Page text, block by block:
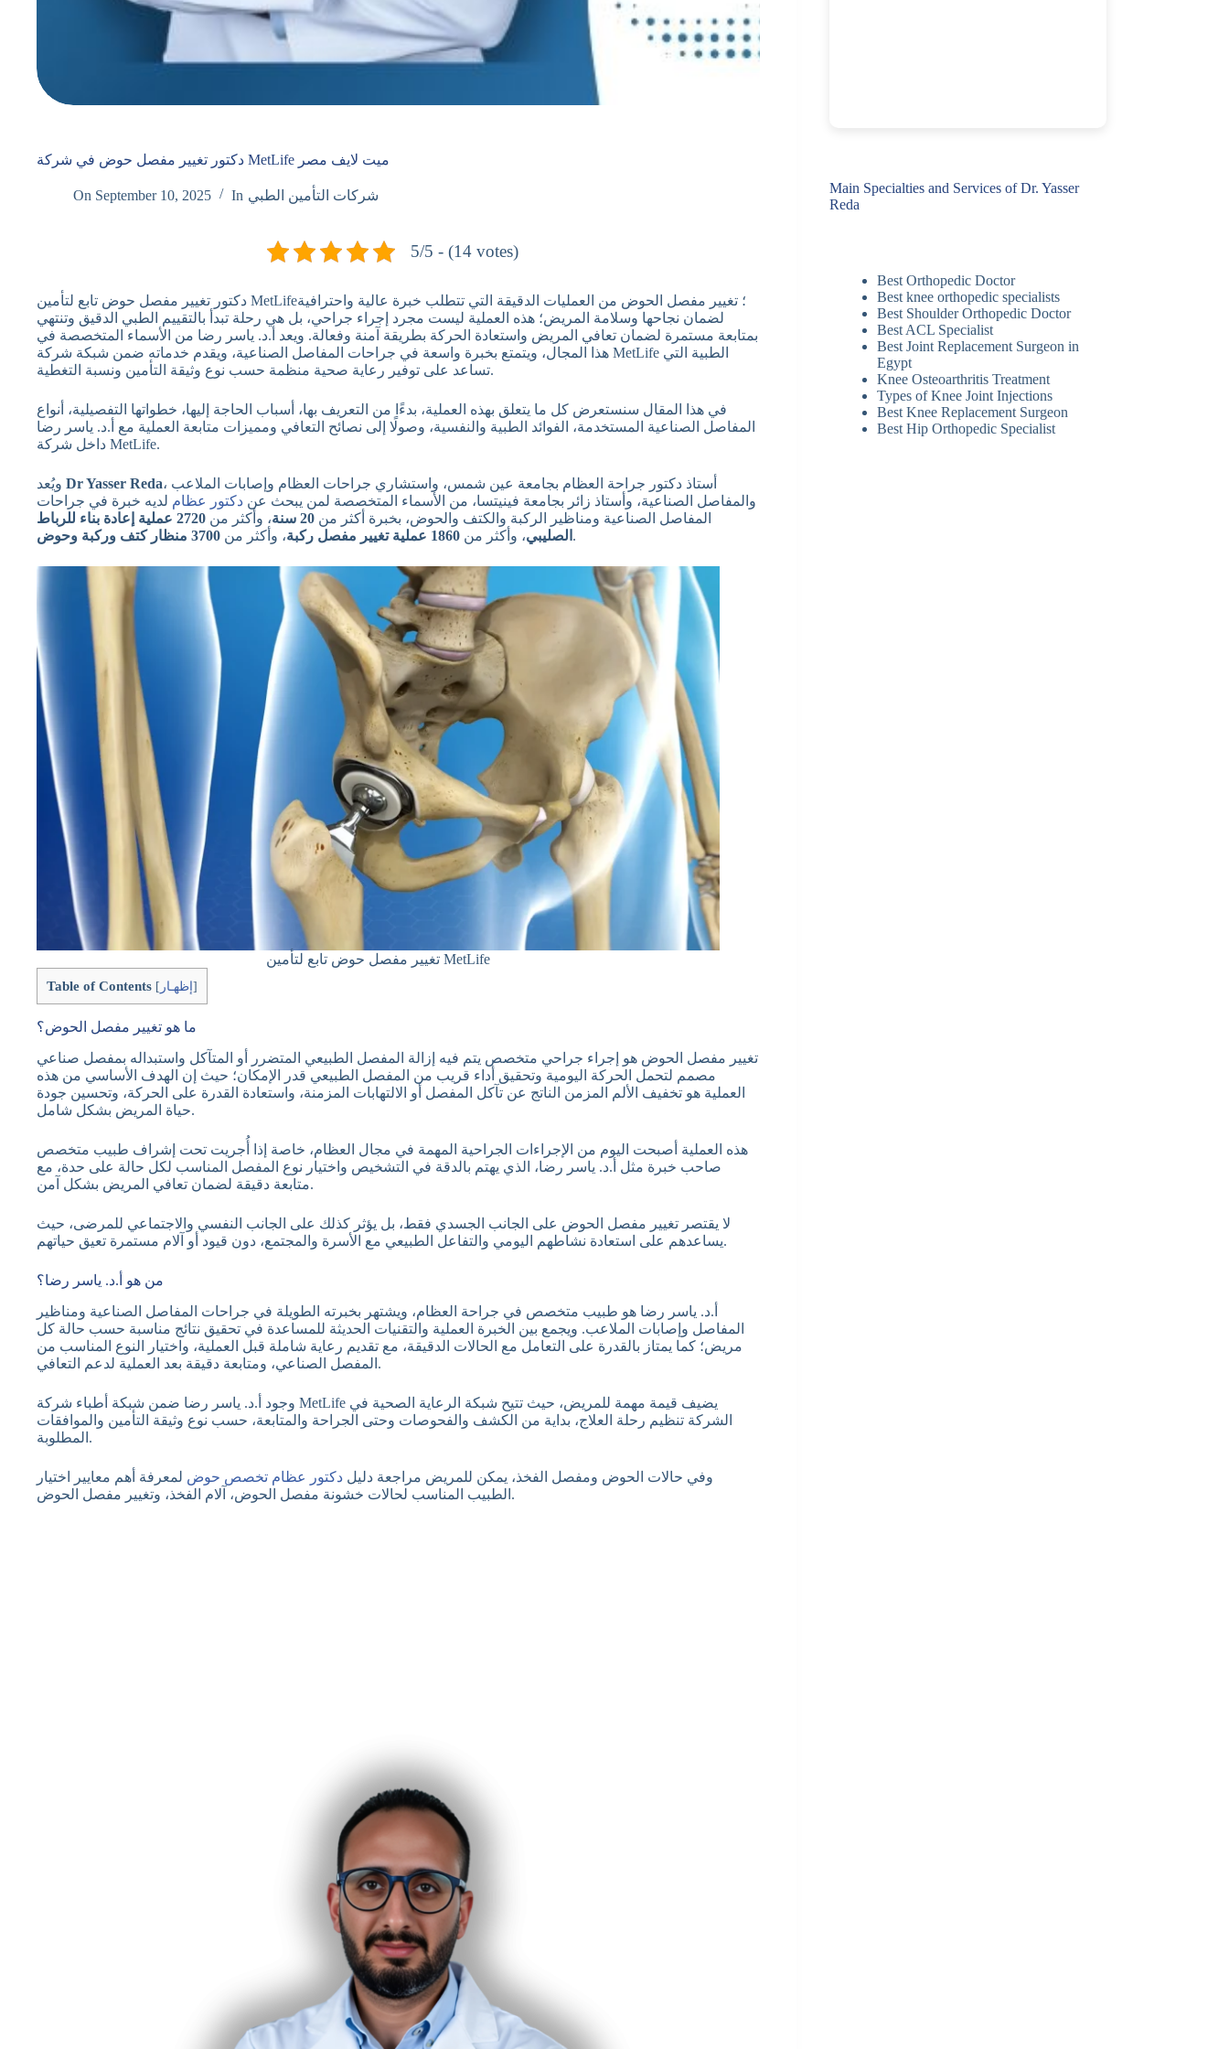
دكتور تغيير مفصل حوض في شركة MetLife ميت لايف مصر
On September 10, 2025 In شركات التأمين الطبي
5/5 - (14 votes)
دكتور تغيير مفصل حوض تابع لتأمين MetLife؛ تغيير مفصل الحوض من العمليات الدقيقة التي تتطلب خبرة عالية واحترافية
لضمان نجاحها وسلامة المريض؛ هذه العملية ليست مجرد إجراء جراحي، بل هي رحلة تبدأ بالتقييم الطبي الدقيق وتنتهي
بمتابعة مستمرة لضمان تعافي المريض واستعادة الحركة بطريقة آمنة وفعالة. ويعد أ.د. ياسر رضا من الأسماء المتخصصة في
هذا المجال، ويتمتع بخبرة واسعة في جراحات المفاصل الصناعية، ويقدم خدماته ضمن شبكة شركة MetLife الطبية التي
تساعد على توفير رعاية صحية منظمة حسب نوع وثيقة التأمين ونسبة التغطية.
في هذا المقال سنستعرض كل ما يتعلق بهذه العملية، بدءًا من التعريف بها، أسباب الحاجة إليها، خطواتها التفصيلية، أنواع
المفاصل الصناعية المستخدمة، الفوائد الطبية والنفسية، وصولًا إلى نصائح التعافي ومميزات متابعة العملية مع أ.د. ياسر رضا
داخل شركة MetLife.
Dr Yasser Reda، أستاذ دكتور جراحة العظام بجامعة عين شمس، واستشاري جراحات العظام وإصابات الملاعب
والمفاصل الصناعية، وأستاذ زائر بجامعة فينيتسا، من الأسماء المتخصصة لمن يبحث عن دكتور عظام لديه خبرة في جراحات
المفاصل الصناعية ومناظير الركبة والكتف والحوض، بخبرة أكثر من 20 سنة ، وأكثر من
2720 عملية إعادة بناء للرباط
الصليبي، وأكثر من 1860 عملية تغيير مفصل ركبة ، وأكثر من 3700 منظار كتف وركبة وحوض .
تغيير مفصل حوض تابع لتأمين MetLife
Table of Contents [ إظهـار ]
ما هو تغيير مفصل الحوض؟
تغيير مفصل الحوض هو إجراء جراحي متخصص يتم فيه إزالة المفصل الطبيعي المتضرر أو المتآكل واستبداله بمفصل صناعي
مصمم لتحمل الحركة اليومية وتحقيق أداء قريب من المفصل الطبيعي قدر الإمكان؛ حيث إن الهدف الأساسي من هذه
العملية هو تخفيف الألم المزمن الناتج عن تآكل المفصل أو الالتهابات المزمنة، واستعادة القدرة على الحركة، وتحسين جودة
حياة المريض بشكل شامل.
هذه العملية أصبحت اليوم من الإجراءات الجراحية المهمة في مجال العظام، خاصة إذا أُجريت تحت إشراف طبيب متخصص
صاحب خبرة مثل أ.د. ياسر رضا، الذي يهتم بالدقة في التشخيص واختيار نوع المفصل المناسب لكل حالة على حدة، مع
متابعة دقيقة لضمان تعافي المريض بشكل آمن.
لا يقتصر تغيير مفصل الحوض على الجانب الجسدي فقط، بل يؤثر كذلك على الجانب النفسي والاجتماعي للمرضى، حيث
يساعدهم على استعادة نشاطهم اليومي والتفاعل الطبيعي مع الأسرة والمجتمع، دون قيود أو آلام مستمرة تعيق حياتهم.
من هو أ.د. ياسر رضا؟
أ.د. ياسر رضا هو طبيب متخصص في جراحة العظام، ويشتهر بخبرته الطويلة في جراحات المفاصل الصناعية ومناظير
المفاصل وإصابات الملاعب. ويجمع بين الخبرة العملية والتقنيات الحديثة للمساعدة في تحقيق نتائج مناسبة حسب حالة كل
مريض؛ كما يمتاز بالقدرة على التعامل مع الحالات الدقيقة، مع تقديم رعاية شاملة قبل العملية، واختيار النوع المناسب من
المفصل الصناعي، ومتابعة دقيقة بعد العملية لدعم التعافي.
وجود أ.د. ياسر رضا ضمن شبكة أطباء شركة MetLife يضيف قيمة مهمة للمريض، حيث تتيح شبكة الرعاية الصحية في
الشركة تنظيم رحلة العلاج، بداية من الكشف والفحوصات وحتى الجراحة والمتابعة، حسب نوع وثيقة التأمين والموافقات
المطلوبة.
وفي حالات الحوض ومفصل الفخذ، يمكن للمريض مراجعة دليل دكتور عظام تخصص حوض لمعرفة أهم معايير اختيار
الطبيب المناسب لحالات خشونة مفصل الحوض، آلام الفخذ، وتغيير مفصل الحوض.
Main Specialties and Services of Dr. Yasser
Reda
Best Orthopedic Doctor
Best knee orthopedic specialists
Best Shoulder Orthopedic Doctor
Best ACL Specialist
Best Joint Replacement Surgeon in
Egypt
Knee Osteoarthritis Treatment
Types of Knee Joint Injections
Best Knee Replacement Surgeon
Best Hip Orthopedic Specialist